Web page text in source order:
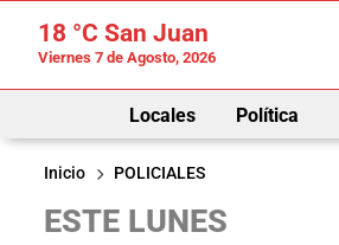
18 °C San Juan
Viernes 7 de Agosto, 2026
Locales Política
Inicio
POLICIALES
ESTE LUNES